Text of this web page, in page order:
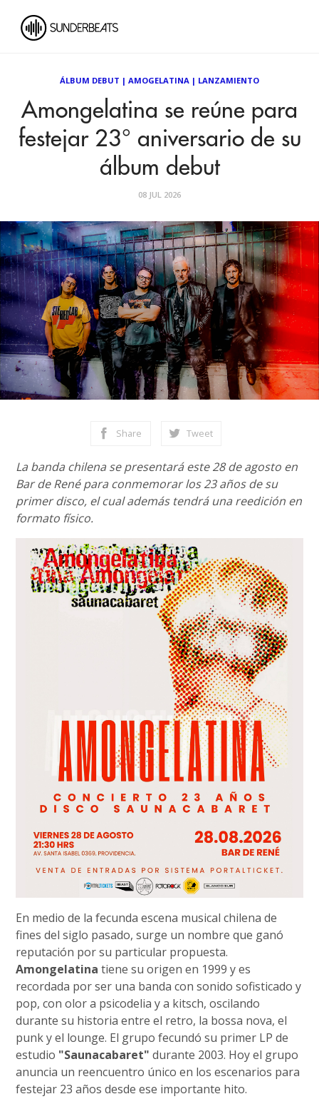
ÁLBUM DEBUT | AMOGELATINA | LANZAMIENTO
Amongelatina se reúne para
festejar 23° aniversario de su
álbum debut
08 JUL 2026
Share Tweet
La banda chilena se presentará este 28 de agosto en
Bar de René para conmemorar los 23 años de su
primer disco, el cual además tendrá una reedición en
formato físico.
En medio de la fecunda escena musical chilena de
fines del siglo pasado, surge un nombre que ganó
reputación por su particular propuesta.
Amongelatina tiene su origen en 1999 y es
recordada por ser una banda con sonido sofisticado y
pop, con olor a psicodelia y a kitsch, oscilando
durante su historia entre el retro, la bossa nova, el
punk y el lounge. El grupo fecundó su primer LP de
estudio "Saunacabaret" durante 2003. Hoy el grupo
anuncia un reencuentro único en los escenarios para
festejar 23 años desde ese importante hito.